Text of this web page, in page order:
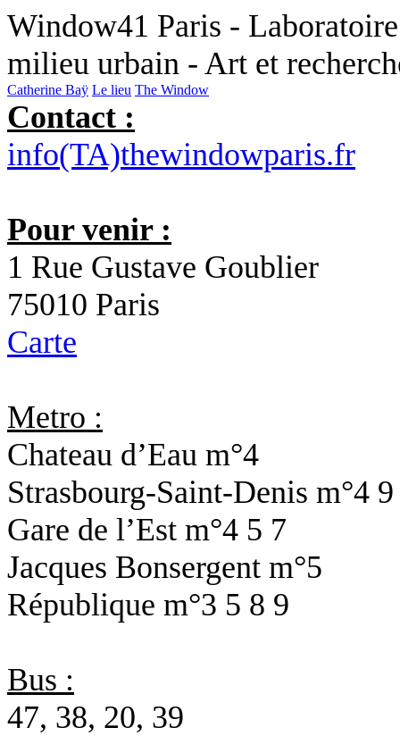
Window41 Paris -
milieu urbain - Art et
Catherine Baÿ Le lieu The Window
Contact :
info(TA)thewindowparis.fr
Pour venir :
1 Rue Gustave Goublier
75010 Paris
Carte
Metro :
Chateau d’Eau m°4
Strasbourg-Saint-Denis m°4
Gare de l’Est m°4 5 7
Jacques Bonsergent m°5
République m°3 5 8 9
Bus :
47, 38, 20, 39